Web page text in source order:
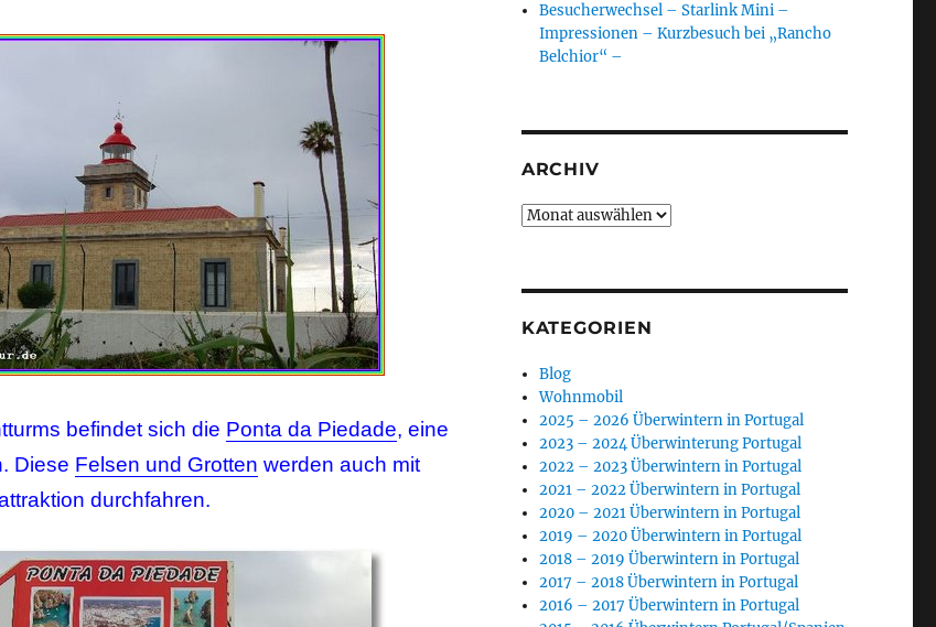
befindet sich die Ponta da Piedade, eine
Diese Felsen und Grotten werden auch mit
durchfahren.
Besucherwechsel – Starlink Mini –
Impressionen – Kurzbesuch bei „Rancho
Belchior“ –
ARCHIV
Archiv
KATEGORIEN
Blog
Wohnmobil
2025 – 2026 Überwintern in Portugal
2023 – 2024 Überwinterung Portugal
2022 – 2023 Überwintern in Portugal
2021 – 2022 Überwintern in Portugal
2020 – 2021 Überwintern in Portugal
2019 – 2020 Überwintern in Portugal
2018 – 2019 Überwintern in Portugal
2017 – 2018 Überwintern in Portugal
2016 – 2017 Überwintern in Portugal